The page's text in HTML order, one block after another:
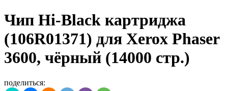
Чип Hi-Black картриджа
(106R01371) для Xerox Phaser
3600, чёрный (14000 стр.)
поделиться: